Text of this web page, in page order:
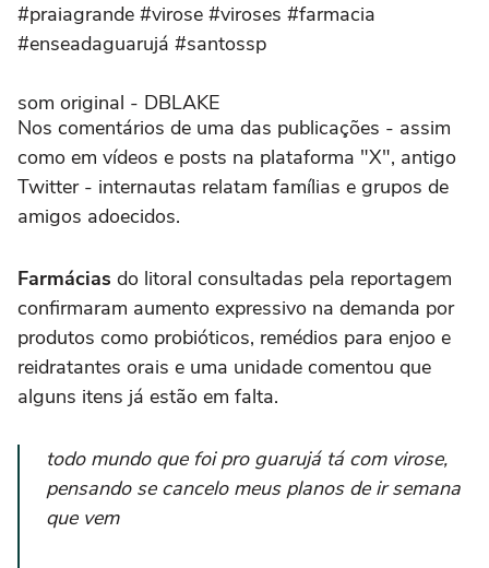
#praiagrande #virose #viroses #farmacia
#enseadaguarujá #santossp
som original - DBLAKE
Nos comentários de uma das publicações - assim
como em vídeos e posts na plataforma "X", antigo
Twitter - internautas relatam famílias e grupos de
amigos adoecidos.
Farmácias do litoral consultadas pela reportagem
confirmaram aumento expressivo na demanda por
produtos como probióticos, remédios para enjoo e
reidratantes orais e uma unidade comentou que
alguns itens já estão em falta.
todo mundo que foi pro guarujá tá com virose,
pensando se cancelo meus planos de ir semana
que vem